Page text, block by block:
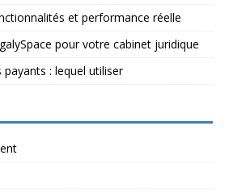
et performance réelle
pour votre cabinet juridique
: lequel utiliser